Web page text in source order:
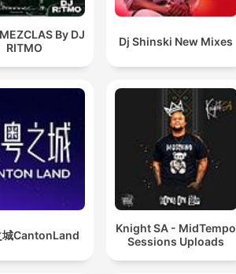
By DJ
RITMO
Dj Shinski New Mixes
城CantonLand
Knight SA - MidTempo
Sessions Uploads